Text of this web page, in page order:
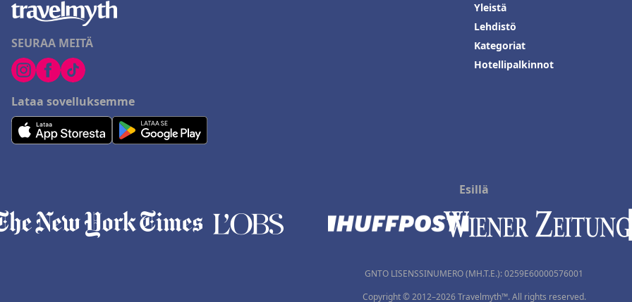
SEURAA MEITÄ
Lataa sovelluksemme
Yleistä
Lehdistö
Kategoriat
Hotellipalkinnot
Esillä
GNTO LISENSSINUMERO (MH.T.E.): 0259Ε60000576001
Copyright © 2012–2026 Travelmyth™. All rights reserved.